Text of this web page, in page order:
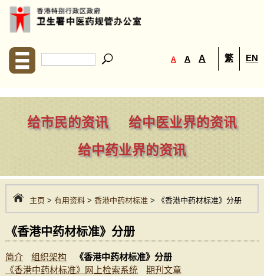
A A A 繁 EN
给市民的资讯
给中医业界的资讯
给中药业界的资讯
主页> 有用资料> 香港中药材标准> 《香港中药材标准》分册
《香港中药材标准》分册
简介 组织架构
《香港中药材标准》分册
《香港中药材标准》网上检索系统
期刋文章